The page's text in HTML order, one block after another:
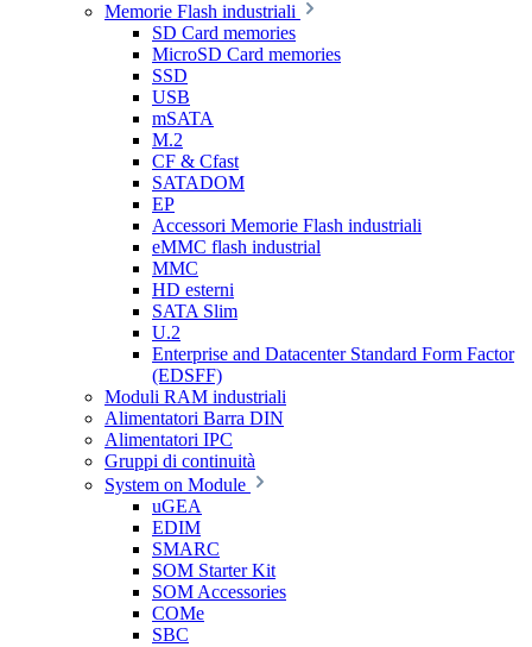
Memorie Flash industriali
SD Card memories
MicroSD Card memories
SSD
USB
mSATA
M.2
CF & Cfast
SATADOM
EP
Accessori Memorie Flash industriali
eMMC flash industrial
MMC
HD esterni
SATA Slim
U.2
Enterprise and Datacenter Standard Form Factor
(EDSFF)
Moduli RAM industriali
Alimentatori Barra DIN
Alimentatori IPC
Gruppi di continuità
System on Module
uGEA
EDIM
SMARC
SOM Starter Kit
SOM Accessories
COMe
SBC